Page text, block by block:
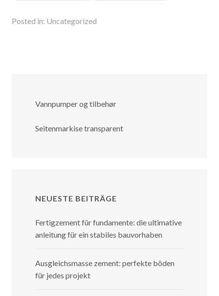
Posted in: Uncategorized
Vannpumper og tilbehør
Seitenmarkise transparent
NEUESTE BEITRÄGE
Fertigzement für fundamente: die ultimative
anleitung für ein stabiles bauvorhaben
Ausgleichsmasse zement: perfekte böden
für jedes projekt